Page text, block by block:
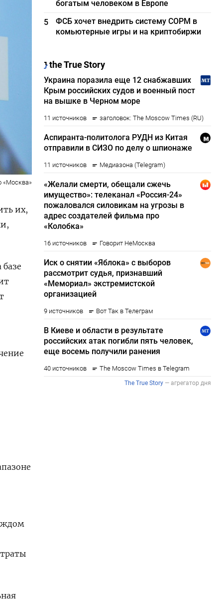
«Москва»
их,
богатым человеком в Европе
5
ФСБ хочет внедрить систему СОРМ в
комьютерные игры и на криптобиржи